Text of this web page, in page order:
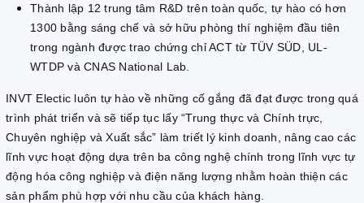
Thành lập 12 trung tâm R&D trên toàn quốc, tự hào có hơn
1300 bằng sáng chế và sở hữu phòng thí nghiệm đầu tiên
trong ngành được trao chứng chỉ ACT từ TÜV SÜD, UL-
WTDP và CNAS National Lab.
INVT Electic luôn tự hào về những cố gắng đã đạt được trong quá
trình phát triển và sẽ tiếp tục lấy “Trung thực và Chính trực,
Chuyên nghiệp và Xuất sắc” làm triết lý kinh doanh, nâng cao các
lĩnh vực hoạt động dựa trên ba công nghệ chính trong lĩnh vực tự
động hóa công nghiệp và điện năng lượng nhằm hoàn thiện các
sản phẩm phù hợp với nhu cầu của khách hàng.